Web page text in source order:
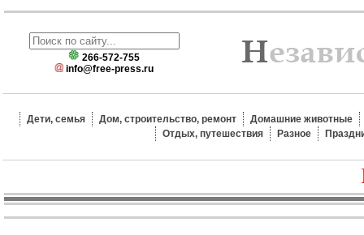
266-572-755
info@free-press.ru
Дети, семья Дом, строительство, ремонт
Домашние животные
Отдых, путешествия
Разное